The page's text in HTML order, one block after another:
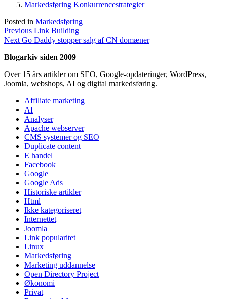
Markedsføring Konkurrencestrategier
Posted in Markedsføring
Indlægsnavigation
Previous Previous
post:
Link Building
Next Next
Go Daddy stopper salg af CN domæner
Blogarkiv siden 2009
Over 15 års artikler om SEO, Google-opdateringer, WordPress,
Joomla, webshops, AI og digital markedsføring.
Affiliate marketing
AI
Analyser
Apache webserver
CMS systemer og SEO
Duplicate content
E handel
Facebook
Google
Google Ads
Historiske artikler
Html
Ikke kategoriseret
Internettet
Joomla
Link popularitet
Linux
Markedsføring
Marketing uddannelse
Open Directory Project
Økonomi
Privat